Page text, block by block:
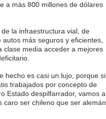
a más 800 millones de dólares
la infraestructura vial, de
más seguros y eficientes,
clase media acceder a mejores
hecho es casi un lujo, porque si
trabajados por concepto de
Estado despilfarrador, vamos a
ser chileno que ser alemán,